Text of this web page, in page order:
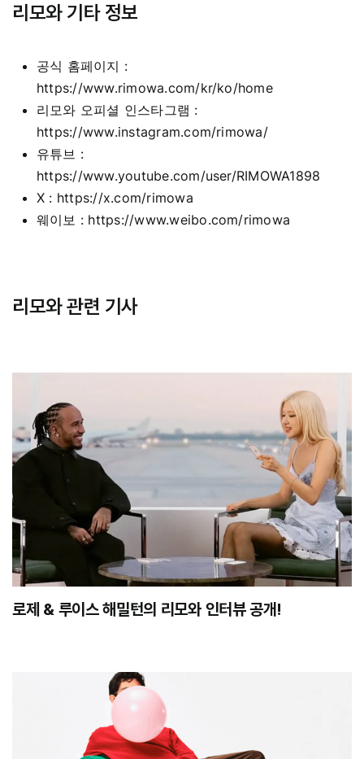
리모와 기타 정보
공식 홈페이지 :
https://www.rimowa.com/kr/ko/home
리모와 오피셜 인스타그램 :
https://www.instagram.com/rimowa/
유튜브 :
https://www.youtube.com/user/RIMOWA1898
X : https://x.com/rimowa
웨이보 : https://www.weibo.com/rimowa
리모와 관련 기사
로제 & 루이스 해밀턴의 리모와 인터뷰 공개!